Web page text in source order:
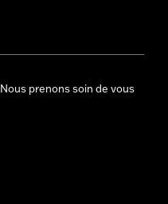
Nous prenons soin de vous